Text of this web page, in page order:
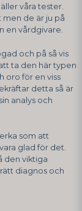
våra tester.
de är ju på
en vårdgivare.
och på så vis
ta den här typen
oro för en viss
detta så är
analys och
som att
glad för det.
den viktiga
diagnos och